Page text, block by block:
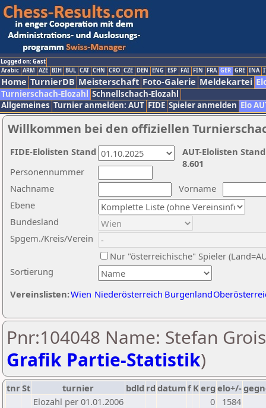
Logged on: Gast
Arabic ARM AZE BIH BUL CAT CHN CRO CZE DEN ENG ESP FAI FIN FRA GER GRE INA
Home TurnierDB Meisterschaft Foto-Galerie Meldekartei
Turnierschach-Elozahl Schnellschach-Elozahl
Allgemeines Turnier anmelden: AUT FIDE Spieler anmelden Elo
Willkommen bei den offiziellen
Nachname
Vorname
Ebene
Sortierung
Personennummer
Bundesland
Spgem./Kreis/Verein
Nur "österreichische" Spieler
Vereinslisten:Wien Niederösterreich Burgenland
AUT-Elolisten
8.601
FIDE-Elolisten Stand
Pnr:104048 Name: Stefan
Grafik Partie-Statistik)
tnrSt turnier bdld rd datumf Kerg elo+/-
Elozahl per 01.01.2006
0
1584